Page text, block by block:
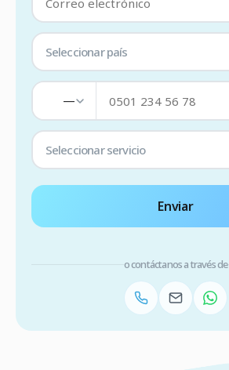
Seleccionar país
—
Seleccionar servicio
Enviar
o contáctanos a través de